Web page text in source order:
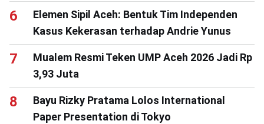
Elemen Sipil Aceh: Bentuk Tim Independen
Kasus Kekerasan terhadap Andrie Yunus
Mualem Resmi Teken UMP Aceh 2026 Jadi Rp
3,93 Juta
Bayu Rizky Pratama Lolos International
Paper Presentation di Tokyo